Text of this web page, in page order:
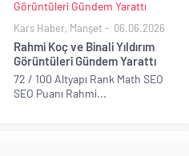
Kars Haber, Manşet 06.06.2026
Rahmi Koç ve Binali Yıldırım
Görüntüleri Gündem Yarattı
72 / 100 Altyapı Rank Math SEO
SEO Puanı Rahmi...